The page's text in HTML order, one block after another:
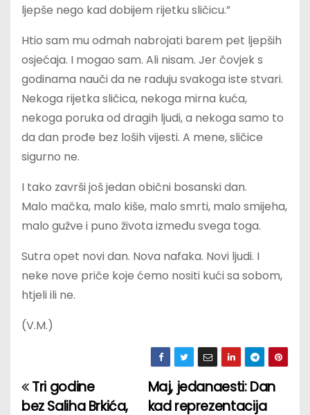
ljepše nego kad dobijem rijetku sličicu.”
Htio sam mu odmah nabrojati barem pet ljepših
osjećaja. I mogao sam. Ali nisam. Jer čovjek s
godinama nauči da ne raduju svakoga iste stvari.
Nekoga rijetka sličica, nekoga mirna kuća,
nekoga poruka od dragih ljudi, a nekoga samo to
da dan prođe bez loših vijesti. A mene, sličice
sigurno ne.
I tako završi još jedan obični bosanski dan.
Malo mačka, malo kiše, malo smrti, malo smijeha,
malo gužve i puno života između svega toga.
Sutra opet novi dan. Nova nafaka. Novi ljudi. I
neke nove priče koje ćemo nositi kući sa sobom,
htjeli ili ne.
(V.M.)
P
Maj, jedanaesti: Dan
kad reprezentacija
Tri godine
bez Saliha Brkića,